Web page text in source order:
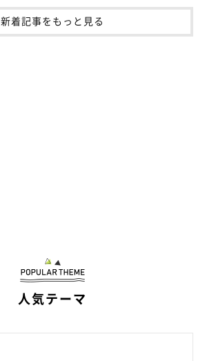
新着記事をもっと見る
人気テーマ